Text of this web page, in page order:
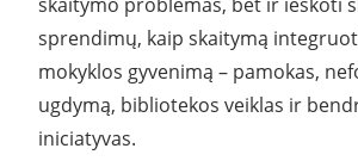
sprendimų, kaip skaitymą
mokyklos gyvenimą – pamokas,
ugdymą, bibliotekos veiklas ir
iniciatyvas.